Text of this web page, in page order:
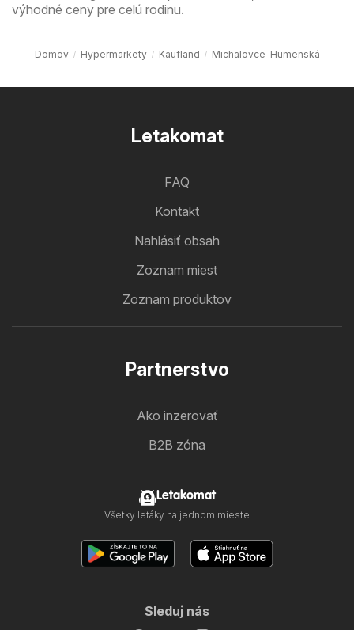
výhodné ceny pre celú rodinu.
Domov Hypermarkety Kaufland Michalovce-Humenská
Letakomat
FAQ
Kontakt
Nahlásiť obsah
Zoznam miest
Zoznam produktov
Partnerstvo
Ako inzerovať
B2B zóna
Letakomat
Všetky letáky na jednom mieste
Sleduj nás